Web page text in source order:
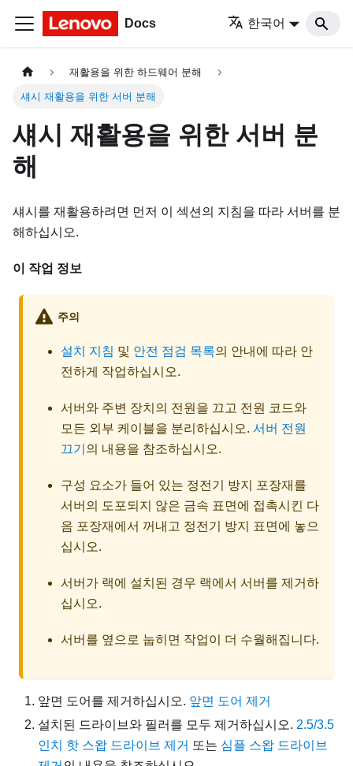
Docs 한국어
재활용을 위한 하드웨어 분해
섀시 재활용을 위한 서버 분해
섀시 재활용을 위한 서버 분
해
섀시를 재활용하려면 먼저 이 섹션의 지침을 따라 서버를 분
해하십시오.
이 작업 정보
주의
설치 지침 및 안전 점검 목록의 안내에 따라 안
전하게 작업하십시오.
서버와 주변 장치의 전원을 끄고 전원 코드와
모든 외부 케이블을 분리하십시오. 서버 전원
끄기 의 내용을 참조하십시오.
구성 요소가 들어 있는 정전기 방지 포장재를
서버의 도포되지 않은 금속 표면에 접촉시킨 다
음 포장재에서 꺼내고 정전기 방지 표면에 놓으
십시오.
서버가 랙에 설치된 경우 랙에서 서버를 제거하
십시오.
서버를 옆으로 눕히면 작업이 더 수월해집니다.
앞면 도어를 제거하십시오. 앞면 도어 제거
설치된 드라이브와 필러를 모두 제거하십시오. 2.5/3.5
인치 핫 스왑 드라이브 제거 또는 심플 스왑 드라이브